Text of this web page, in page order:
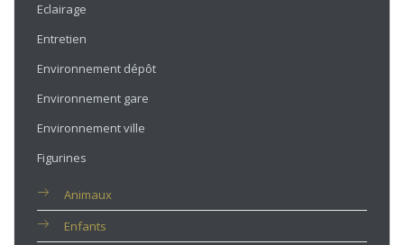
Eclairage
Entretien
Environnement dépôt
Environnement gare
Environnement ville
Figurines
Animaux
Enfants